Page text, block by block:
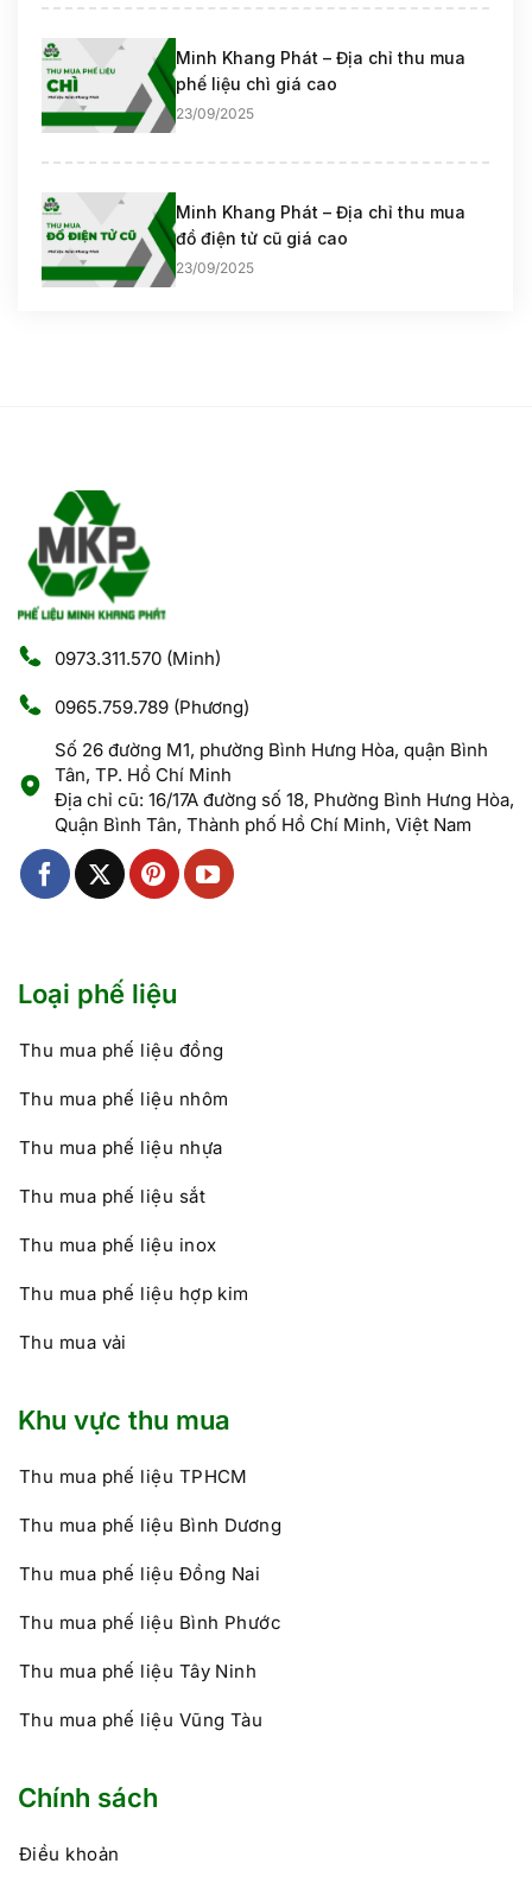
Minh Khang Phát – Địa chỉ thu mua
phế liệu chì giá cao
23/09/2025
Minh Khang Phát – Địa chỉ thu mua
đồ điện tử cũ giá cao
23/09/2025
0973.311.570 (Minh)
0965.759.789 (Phương)
Số 26 đường M1, phường Bình Hưng Hòa, quận Bình
Tân, TP. Hồ Chí Minh
Địa chỉ cũ: 16/17A đường số 18, Phường Bình Hưng Hòa,
Quận Bình Tân, Thành phố Hồ Chí Minh, Việt Nam
Loại phế liệu
Thu mua phế liệu đồng
Thu mua phế liệu nhôm
Thu mua phế liệu nhựa
Thu mua phế liệu sắt
Thu mua phế liệu inox
Thu mua phế liệu hợp kim
Thu mua vải
Khu vực thu mua
Thu mua phế liệu TPHCM
Thu mua phế liệu Bình Dương
Thu mua phế liệu Đồng Nai
Thu mua phế liệu Bình Phước
Thu mua phế liệu Tây Ninh
Thu mua phế liệu Vũng Tàu
Chính sách
Điều khoản